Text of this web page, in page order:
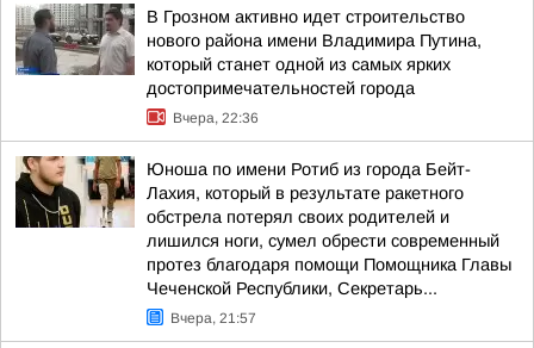
В Грозном активно идет строительство
нового района имени Владимира Путина,
который станет одной из самых ярких
достопримечательностей города
Вчера, 22:36
Юноша по имени Ротиб из города Бейт-
Лахия, который в результате ракетного
обстрела потерял своих родителей и
лишился ноги, сумел обрести современный
протез благодаря помощи Помощника Главы
Чеченской Республики, Секретарь...
Вчера, 21:57